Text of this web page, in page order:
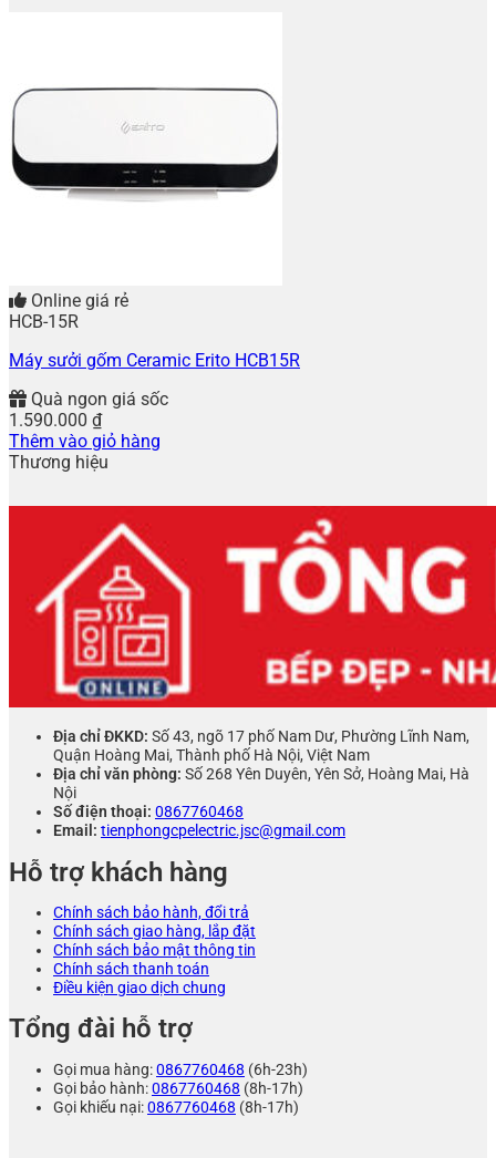
Online giá rẻ
HCB-15R
Máy sưởi gốm Ceramic Erito HCB15R
Quà ngon giá sốc
1.590.000 ₫
Thêm vào giỏ hàng
Thương hiệu
Địa chỉ ĐKKD: Số 43, ngõ 17 phố Nam Dư, Phường Lĩnh Nam,
Quận Hoàng Mai, Thành phố Hà Nội, Việt Nam
Địa chỉ văn phòng: Số 268 Yên Duyên, Yên Sở, Hoàng Mai, Hà
Nội
Số điện thoại: 0867760468
Email: tienphongcpelectric.jsc@gmail.com
Hỗ trợ khách hàng
Chính sách bảo hành, đổi trả
Chính sách giao hàng, lắp đặt
Chính sách bảo mật thông tin
Chính sách thanh toán
Điều kiện giao dịch chung
Tổng đài hỗ trợ
Gọi mua hàng:0867760468 (6h-23h)
Gọi bảo hành:0867760468 (8h-17h)
Gọi khiếu nại:0867760468 (8h-17h)